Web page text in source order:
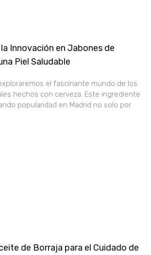
Innovación en Jabones de
Piel Saludable
el fascinante mundo de los
hechos con cerveza. Este ingrediente
popularidad en Madrid no solo por
de Borraja para el Cuidado de